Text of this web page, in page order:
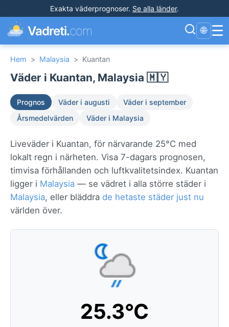
Exakta väderprognoser. Se alla länder.
Vadreti.com 🌐 ☰
Hem > Malaysia > Kuantan
Väder i Kuantan, Malaysia 🇲🇾
Prognos Väder i augusti
Väder i september
Årsmedelvärden
Väder i Malaysia
Liveväder i Kuantan, för närvarande 25°C med
lokalt regn i närheten. Visa 7-dagars prognosen,
timvisa förhållanden och luftkvalitetsindex. Kuantan
ligger i Malaysia — se vädret i alla större städer i
Malaysia, eller bläddra de hetaste städer just nu
världen över.
25.3°C